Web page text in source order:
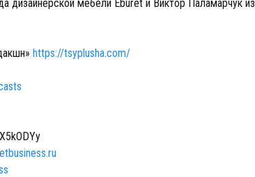
дизайнерской мебели Eburet и Виктор Паламарчук из
https://tsyplusha.com/